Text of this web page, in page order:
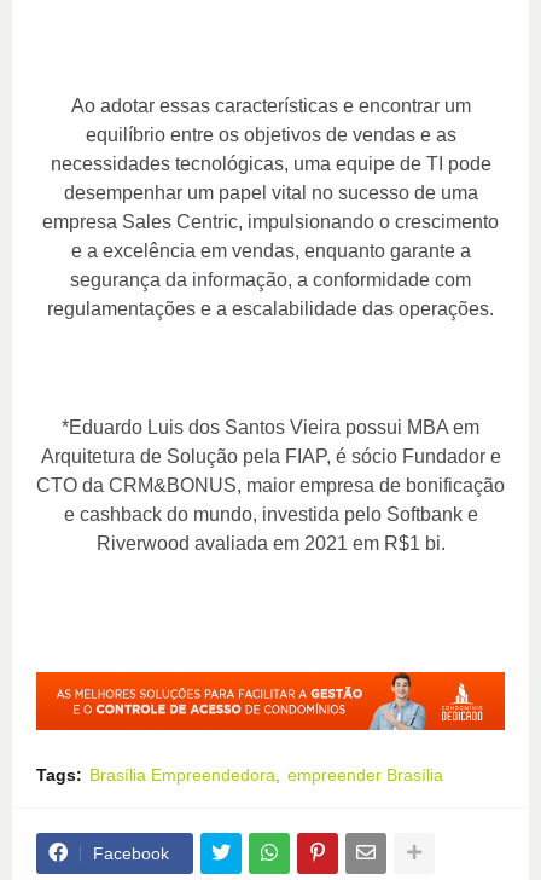
Ao adotar essas características e encontrar um
equilíbrio entre os objetivos de vendas e as
necessidades tecnológicas, uma equipe de TI pode
desempenhar um papel vital no sucesso de uma
empresa Sales Centric, impulsionando o crescimento
e a excelência em vendas, enquanto garante a
segurança da informação, a conformidade com
regulamentações e a escalabilidade das operações.
*Eduardo Luis dos Santos Vieira possui MBA em
Arquitetura de Solução pela FIAP, é sócio Fundador e
CTO da CRM&BONUS, maior empresa de bonificação
e cashback do mundo, investida pelo Softbank e
Riverwood avaliada em 2021 em R$1 bi.
Tags: Brasília Empreendedora empreender Brasília
Facebook